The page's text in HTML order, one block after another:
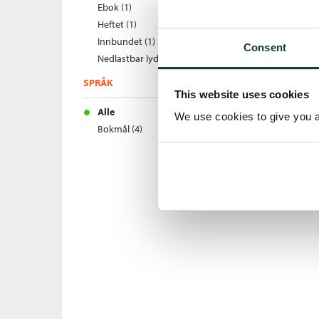
Consent
This website uses cookies
We use cookies to give you
Ebok (1)
Heftet (1)
Innbundet (1)
Nedlastbar lydbok (1)
SPRÅK
Alle
Bokmål (4)